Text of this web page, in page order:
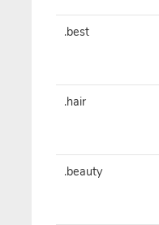
.best
.hair
.beauty